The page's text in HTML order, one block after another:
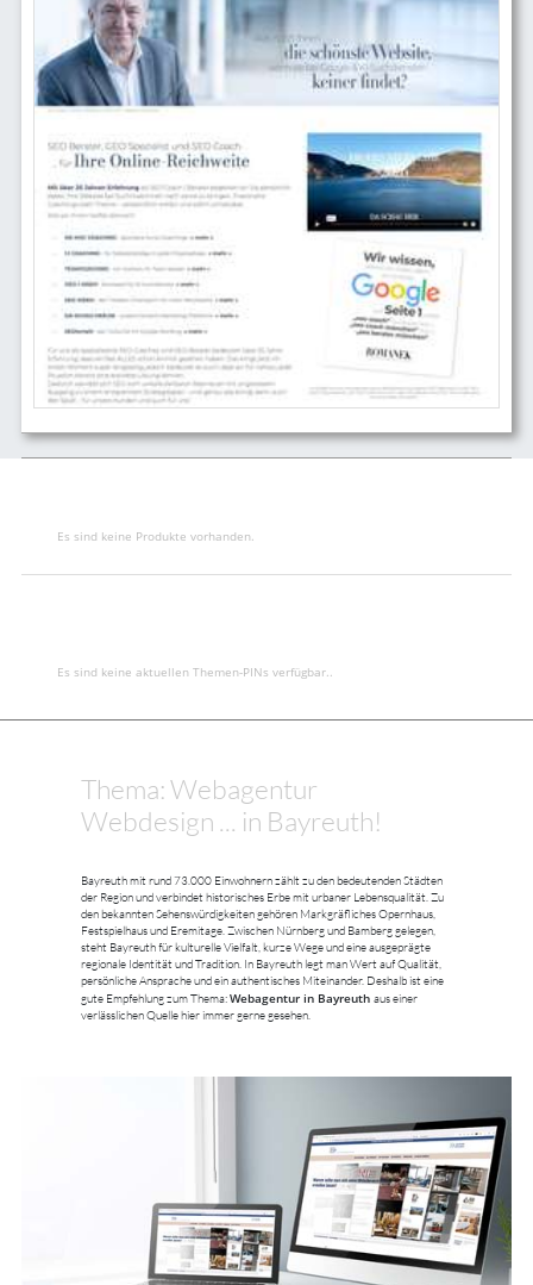
Es sind keine Produkte vorhanden.
Es sind keine aktuellen Themen-PINs verfügbar..
Thema: Webagentur
Webdesign ... in Bayreuth!
Bayreuth mit rund 73.000 Einwohnern zählt zu den bedeutenden Städten
der Region und verbindet historisches Erbe mit urbaner Lebensqualität. Zu
den bekannten Sehenswürdigkeiten gehören Markgräfliches Opernhaus,
Festspielhaus und Eremitage. Zwischen Nürnberg und Bamberg gelegen,
steht Bayreuth für kulturelle Vielfalt, kurze Wege und eine ausgeprägte
regionale Identität und Tradition. In Bayreuth legt man Wert auf Qualität,
persönliche Ansprache und ein authentisches Miteinander. Deshalb ist eine
gute Empfehlung zum Thema:Webagentur in Bayreuth aus einer
verlässlichen Quelle hier immer gerne gesehen.